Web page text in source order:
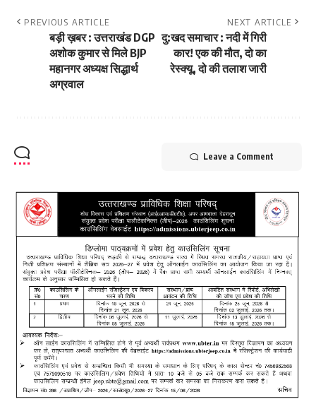
PREVIOUS ARTICLE
बड़ी ख़बर : उत्तराखंड DGP
अशोक कुमार से मिले BJP
महानगर अध्यक्ष सिद्धार्थ
अग्रवाल
NEXT ARTICLE
दु:खद समाचार : नदी में गिरी
कार! एक की मौत, दो का
रेस्क्यू, दो की तलाश जारी
Leave a Comment